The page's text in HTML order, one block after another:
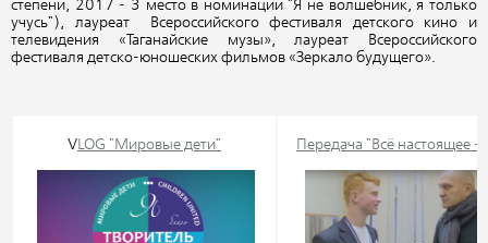
степени, 2017 - 3 место в номинации "Я не волшебник, я только
учусь" ), лауреат Всероссийского фестиваля детского кино и
телевидения «Таганайские музы», лауреат Всероссийского
фестиваля детско-юношеских фильмов «Зеркало будущего».
VLOG "Мировые дети" Передача "Всё настоящее -